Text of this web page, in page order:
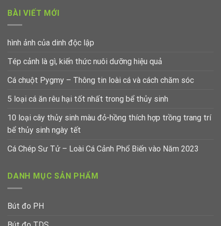
BÀI VIẾT MỚI
hình ảnh của dinh độc lập
Tép cảnh là gì, kiến thức nuôi dưỡng hiệu quả
Cá chuột Pygmy – Thông tin loài cá và cách chăm sóc
5 loại cá ăn rêu hại tốt nhất trong bể thủy sinh
10 loại cây thủy sinh màu đỏ-hồng thích hợp trồng trang trí
bể thủy sinh ngày tết
Cá Chép Sư Tử – Loài Cá Cảnh Phổ Biến vào Năm 2023
DANH MỤC SẢN PHẨM
Bút đo PH